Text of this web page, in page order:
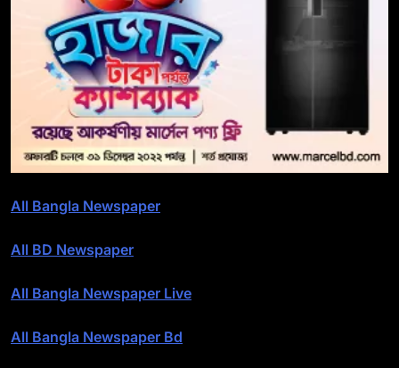
All Bangla Newspaper
All BD Newspaper
All Bangla Newspaper Live
All Bangla Newspaper Bd